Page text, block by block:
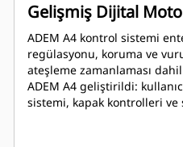
Gelişmiş Dijital
ADEM A4 kontrol sistemi
regülasyonu, koruma ve
ateşleme zamanlaması
ADEM A4 geliştirildi:
sistemi, kapak kontrolleri ve